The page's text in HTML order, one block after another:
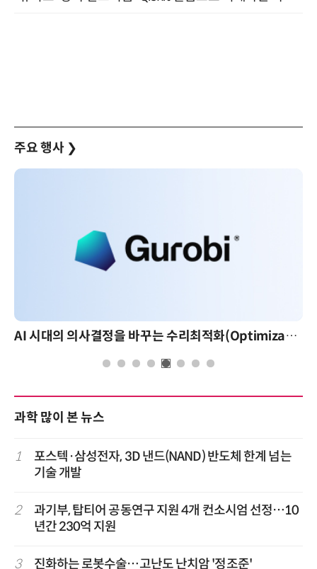
주요 행사 ❯
AI 시대의 의사결정을 바꾸는 수리최적화(Optimization): 실제 산업 적용 사례와 활용 전략
과학 많이 본 뉴스
1
포스텍·삼성전자, 3D 낸드(NAND) 반도체 한계 넘는
기술 개발
2
과기부, 탑티어 공동연구 지원 4개 컨소시엄 선정…10
년간 230억 지원
3 진화하는 로봇수술…고난도 난치암 '정조준'